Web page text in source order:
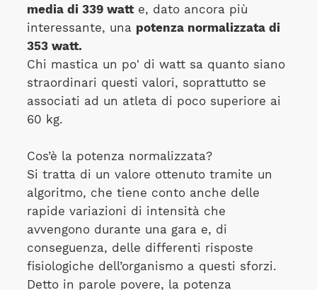
media di 339 watte, dato ancora più
interessante, una potenza normalizzata di
353 watt.
Chi mastica un po' di watt sa quanto siano
straordinari questi valori, soprattutto se
associati ad un atleta di poco superiore ai
60 kg.
Cos’è la potenza normalizzata?
Si tratta di un valore ottenuto tramite un
algoritmo, che tiene conto anche delle
rapide variazioni di intensità che
avvengono durante una gara e, di
conseguenza, delle differenti risposte
fisiologiche dell’organismo a questi sforzi.
Detto in parole povere, la potenza